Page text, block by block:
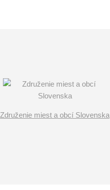
Združenie miest a obcí Slovenska